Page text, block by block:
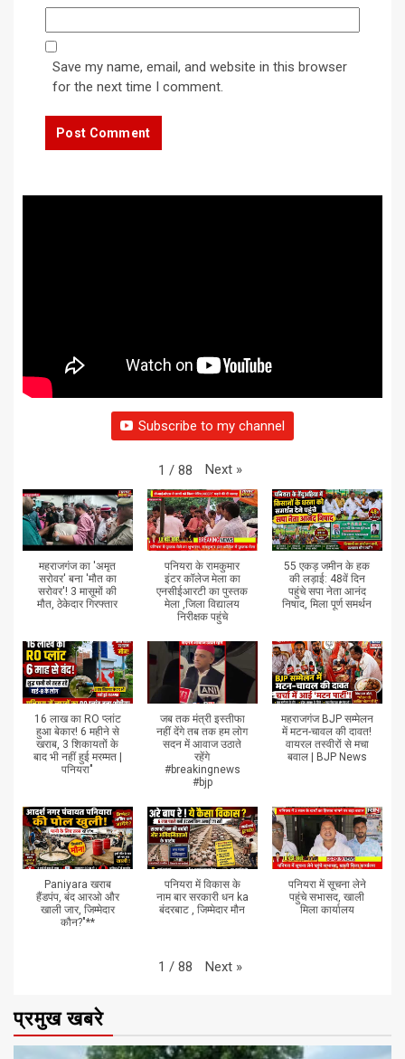
Save my name, email, and website in this browser
for the next time I comment.
Subscribe to my channel
1 / 88 Next »
महराजगंज का 'अमृत
सरोवर' बना 'मौत का
सरोवर'! 3 मासूमों की
मौत, ठेकेदार गिरफ्तार
पनियरा के रामकुमार
इंटर कॉलेज मेला का
एनसीईआरटी का पुस्तक
मेला ,जिला विद्यालय
निरीक्षक पहुंचे
55 एकड़ जमीन के हक
की लड़ाई: 48वें दिन
पहुंचे सपा नेता आनंद
निषाद, मिला पूर्ण समर्थन
16 लाख का RO प्लांट
हुआ बेकार! 6 महीने से
खराब, 3 शिकायतों के
बाद भी नहीं हुई मरम्मत |
पनियरा"
जब तक मंत्री इस्तीफा
नहीं देंगे तब तक हम लोग
सदन में आवाज उठाते
रहेंगे
#breakingnews
#bjp
महराजगंज BJP सम्मेलन
में मटन-चावल की दावत!
वायरल तस्वीरों से मचा
बवाल | BJP News
Paniyara खराब
हैंडपंप, बंद आरओ और
खाली जार, जिम्मेदार
कौन?"**
पनियरा में विकास के
नाम बार सरकारी धन ka
बंदरबाट , जिम्मेदार मौन
पनियरा में सूचना लेने
पहुंचे सभासद, खाली
मिला कार्यालय
1 / 88 Next »
प्रमुख खबरे